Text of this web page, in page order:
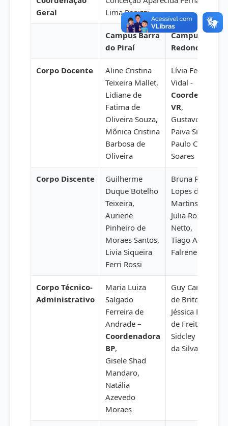
Geral
Lima Panizzi
Campus Barra
do Piraí
Campus Volta
Redonda
Corpo Docente
Aline Cristina
Teixeira Mallet,
Lidiane de
Fatima de
Oliveira Souza,
Mônica Cristina
Barbosa de
Oliveira
Lívia Ferreira
Vidal -
Coordenadora
VR,
Gustavo de
Paiva Silva,
Paulo Célio
Soares
Corpo Discente
Guilherme
Duque Botelho
Teixeira,
Auriene
Pinheiro de
Moraes Santos,
Livia Siqueira
Ferri Rossi
Bruna Raniele
Lopes da Silva
Martins,
Julia Rozatto
Netto,
Tiago Alves
Falrene
Corpo Técnico-
Administrativo
Maria Luiza
Salgado
Ferreira de
Andrade –
Coordenadora
BP,
Gisele Shad
Mandaro,
Natália
Azevedo
Moraes
Guy Campos
de Brito,
Jéssica Faustino
de Freitas,
Sidcley Porto
da Silva